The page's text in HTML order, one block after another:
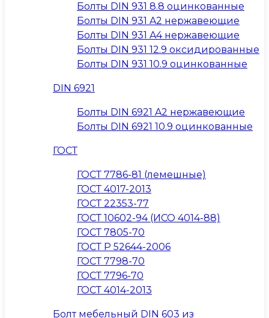
Болты DIN 931 8.8 оцинкованные
Болты DIN 931 A2 нержавеющие
Болты DIN 931 A4 нержавеющие
Болты DIN 931 12.9 оксидированные
Болты DIN 931 10.9 оцинкованные
DIN 6921
Болты DIN 6921 A2 нержавеющие
Болты DIN 6921 10.9 оцинкованные
ГОСТ
ГОСТ 7786-81 (лемешные)
ГОСТ 4017-2013
ГОСТ 22353-77
ГОСТ 10602-94 (ИСО 4014-88)
ГОСТ 7805-70
ГОСТ Р 52644-2006
ГОСТ 7798-70
ГОСТ 7796-70
ГОСТ 4014-2013
Болт мебельный DIN 603 из